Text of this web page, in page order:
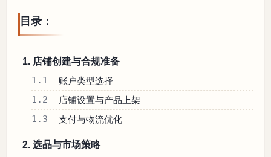
目录：
1. 店铺创建与合规准备
1.1 账户类型选择
1.2 店铺设置与产品上架
1.3 支付与物流优化
2. 选品与市场策略